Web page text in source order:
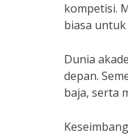
kompetisi.
biasa untuk
Dunia
depan.
baja, serta